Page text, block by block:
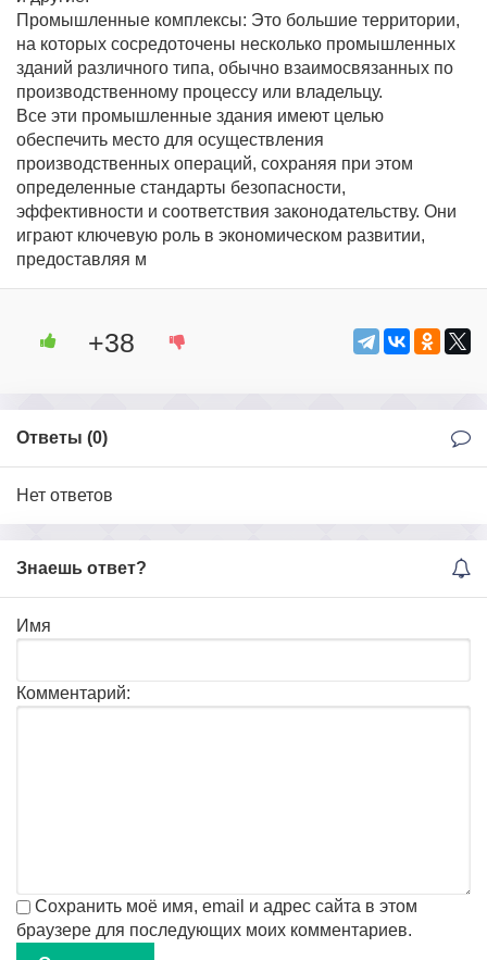
Промышленные комплексы: Это большие территории,
на которых сосредоточены несколько промышленных
зданий различного типа, обычно взаимосвязанных по
производственному процессу или владельцу.
Все эти промышленные здания имеют целью
обеспечить место для осуществления
производственных операций, сохраняя при этом
определенные стандарты безопасности,
эффективности и соответствия законодательству. Они
играют ключевую роль в экономическом развитии,
предоставляя м
+38
Ответы (0)
Нет ответов
Знаешь ответ?
Имя
Комментарий:
Сохранить моё имя, email и адрес сайта в этом
браузере для последующих моих комментариев.